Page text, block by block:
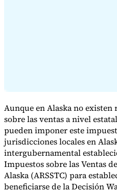
Aunque en Alaska no
sobre las ventas a nivel
pueden imponer este
jurisdicciones locales en
intergubernamental
Impuestos sobre las Ventas
Alaska (ARSSTC) para
beneficiarse de la Decisión